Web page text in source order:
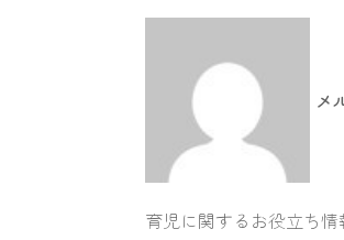
メ
育児に関するお役立ち